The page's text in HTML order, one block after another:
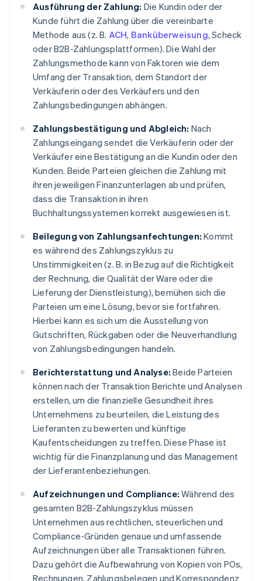
Ausführung der Zahlung: Die Kundin oder der
Kunde führt die Zahlung über die vereinbarte
Methode aus (z. B. ACH, Banküberweisung, Scheck
oder B2B-Zahlungsplattformen). Die Wahl der
Zahlungsmethode kann von Faktoren wie dem
Umfang der Transaktion, dem Standort der
Verkäuferin oder des Verkäufers und den
Zahlungsbedingungen abhängen.
Zahlungsbestätigung und Abgleich: Nach
Zahlungseingang sendet die Verkäuferin oder der
Verkäufer eine Bestätigung an die Kundin oder den
Kunden. Beide Parteien gleichen die Zahlung mit
ihren jeweiligen Finanzunterlagen ab und prüfen,
dass die Transaktion in ihren
Buchhaltungssystemen korrekt ausgewiesen ist.
Beilegung von Zahlungsanfechtungen: Kommt
es während des Zahlungszyklus zu
Unstimmigkeiten (z. B. in Bezug auf die Richtigkeit
der Rechnung, die Qualität der Ware oder die
Lieferung der Dienstleistung), bemühen sich die
Parteien um eine Lösung, bevor sie fortfahren.
Hierbei kann es sich um die Ausstellung von
Gutschriften, Rückgaben oder die Neuverhandlung
von Zahlungsbedingungen handeln.
Berichterstattung und Analyse: Beide Parteien
können nach der Transaktion Berichte und Analysen
erstellen, um die finanzielle Gesundheit ihres
Unternehmens zu beurteilen, die Leistung des
Lieferanten zu bewerten und künftige
Kaufentscheidungen zu treffen. Diese Phase ist
wichtig für die Finanzplanung und das Management
der Lieferantenbeziehungen.
Aufzeichnungen und Compliance: Während des
gesamten B2B-Zahlungszyklus müssen
Unternehmen aus rechtlichen, steuerlichen und
Compliance-Gründen genaue und umfassende
Aufzeichnungen über alle Transaktionen führen.
Dazu gehört die Aufbewahrung von Kopien von POs,
Rechnungen, Zahlungsbelegen und Korrespondenz